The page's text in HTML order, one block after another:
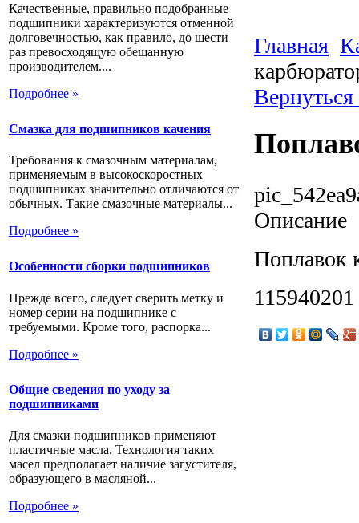
Качественные, правильно подобранные
подшипники характеризуются отменной
долговечностью, как правило, до шести
раз превосходящую обещанную
производителем....
Подробнее »
Смазка для подшипников качения
Требования к смазочным материалам,
применяемым в высокоскоростных
подшипниках значительно отличаются от
обычных. Такие смазочные материалы...
Подробнее »
Особенности сборки подшипников
Прежде всего, следует сверить метку и
номер серии на подшипнике с
требуемыми. Кроме того, распорка...
Подробнее »
Общие сведения по уходу за
подшипниками
Для смазки подшипников применяют
пластичные масла. Технология таких
масел предполагает наличие загустителя,
образующего в масляной...
Подробнее »
Главная
Описание
Поплавок
115940201